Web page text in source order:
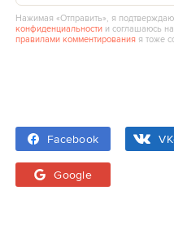
Нажимая «Отправить», я
конфиденциальности и соглашаюсь
правилами комментирования я тоже
Facebook
Google